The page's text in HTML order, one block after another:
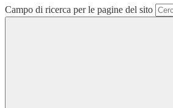
Campo di ricerca per le pagine del sito